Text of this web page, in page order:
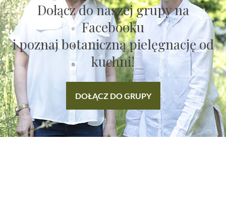
Dołącz do naszej grupy na
Facebooku
i poznaj botaniczną pielęgnację od
kuchni!
DOŁĄCZ DO GRUPY